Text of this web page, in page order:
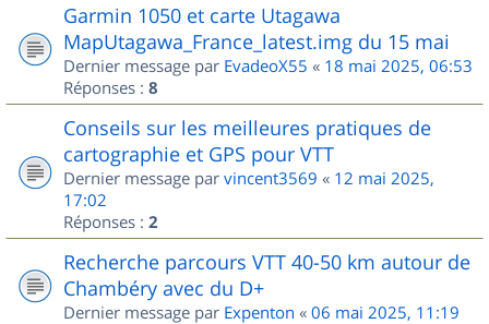
Garmin 1050 et carte Utagawa
MapUtagawa_France_latest.img du 15 mai
Dernier message par EvadeoX55 « 18 mai 2025, 06:53
Réponses : 8
Conseils sur les meilleures pratiques de
cartographie et GPS pour VTT
Dernier message par vincent3569 « 12 mai 2025,
17:02
Réponses : 2
Recherche parcours VTT 40-50 km autour de
Chambéry avec du D+
Dernier message par Expenton « 06 mai 2025, 11:19